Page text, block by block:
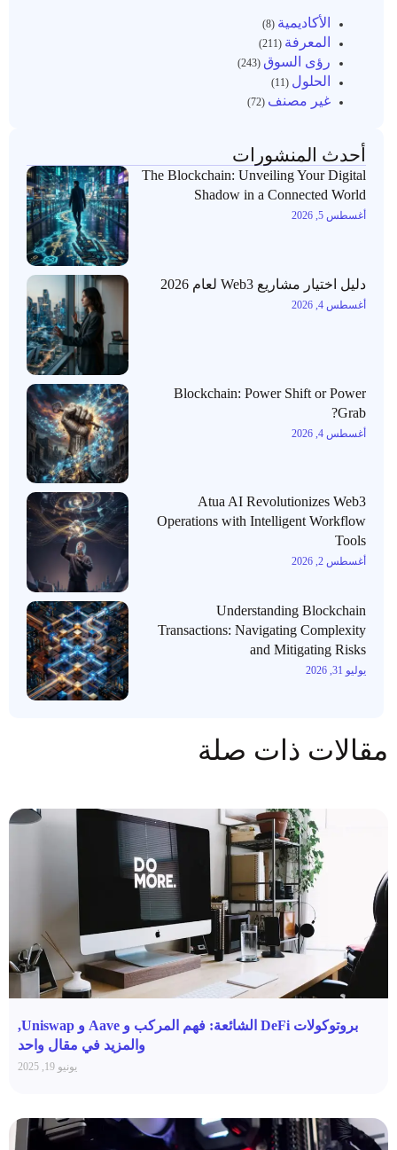
الأكاديمية(8)
المعرفة(211)
رؤى السوق (243)
الحلول (11)
غير مصنف (72)
أحدث المنشورات
The Blockchain: Unveiling Your Digital
Shadow in a Connected World
أغسطس 5, 2026
دليل اختيار مشاريع Web3 لعام 2026
أغسطس 4, 2026
Blockchain: Power Shift or Power
Grab?
أغسطس 4, 2026
Atua AI Revolutionizes Web3
Operations with Intelligent Workflow
Tools
أغسطس 2, 2026
Understanding Blockchain
Transactions: Navigating Complexity
and Mitigating Risks
يوليو 31, 2026
مقالات ذات صلة
بروتوكولات DeFi الشائعة: فهم المركب و Aave و Uniswap,
والمزيد في مقال واحد
يونيو 19, 2025